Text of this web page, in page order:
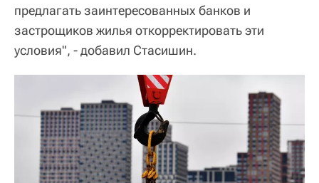
предлагать заинтересованных банков и
застрощиков жилья откорректировать эти
условия", - добавил Стасишин.